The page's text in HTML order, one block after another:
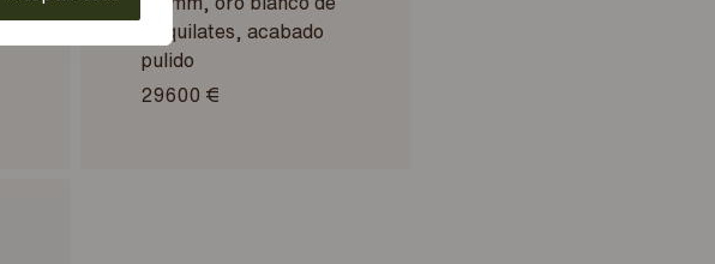
18 quilates, acabado
pulido
29600 €